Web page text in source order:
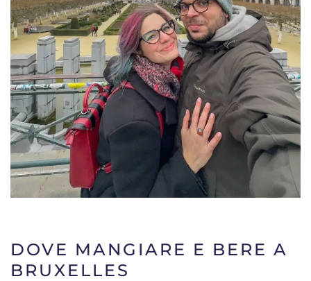
DOVE MANGIARE E BERE A
BRUXELLES